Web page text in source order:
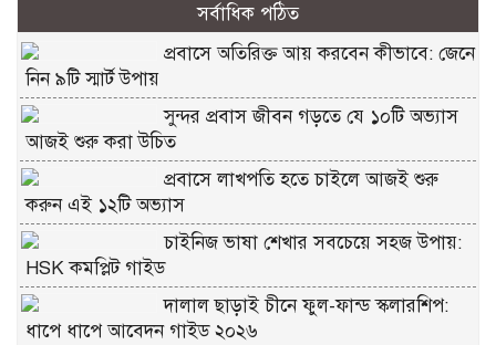
সর্বাধিক পঠিত
প্রবাসে অতিরিক্ত আয় করবেন কীভাবে: জেনে
নিন ৯টি স্মার্ট উপায়
সুন্দর প্রবাস জীবন গড়তে যে ১০টি অভ্যাস
আজই শুরু করা উচিত
প্রবাসে লাখপতি হতে চাইলে আজই শুরু
করুন এই ১২টি অভ্যাস
চাইনিজ ভাষা শেখার সবচেয়ে সহজ উপায়:
HSK কমপ্লিট গাইড
দালাল ছাড়াই চীনে ফুল-ফান্ড স্কলারশিপ:
ধাপে ধাপে আবেদন গাইড ২০২৬